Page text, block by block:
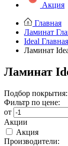
Акция
Главная
Ламинат
Ideal Главная
Ламинат
Ламинат
Подбор покрытия:
Фильтр по цене:
от
Акции
Акция
Производители: